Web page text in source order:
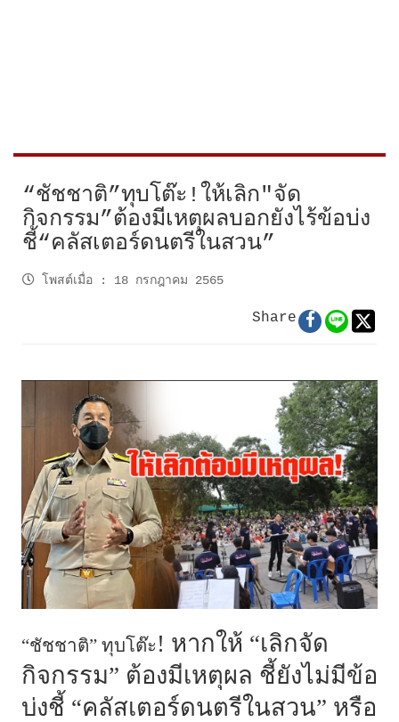
“ชัชชาติ”ทุบโต๊ะ!ให้เลิก"จัด
กิจกรรม”ต้องมีเหตุผลบอกยังไร้ข้อบ่ง
ชี้“คลัสเตอร์ดนตรีในสวน”
โพสต์เมื่อ : 18 กรกฎาคม 2565
Share
“ชัชชาติ” ทุบโต๊ะ ! หากให้ “เลิกจัด
กิจกรรม” ต้องมีเหตุผล ชี้ยังไม่มีข้อ
บ่งชี้ “คลัสเตอร์ดนตรีในสวน” หรือ